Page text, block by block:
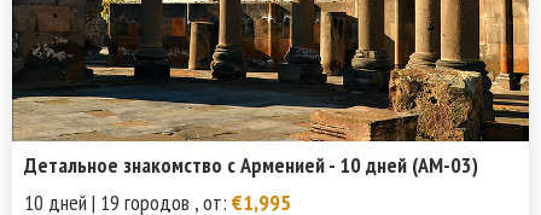
Детальное знакомство с Арменией - 10 дней (AM-03)
10 дней | 19 городов , от:€1,995